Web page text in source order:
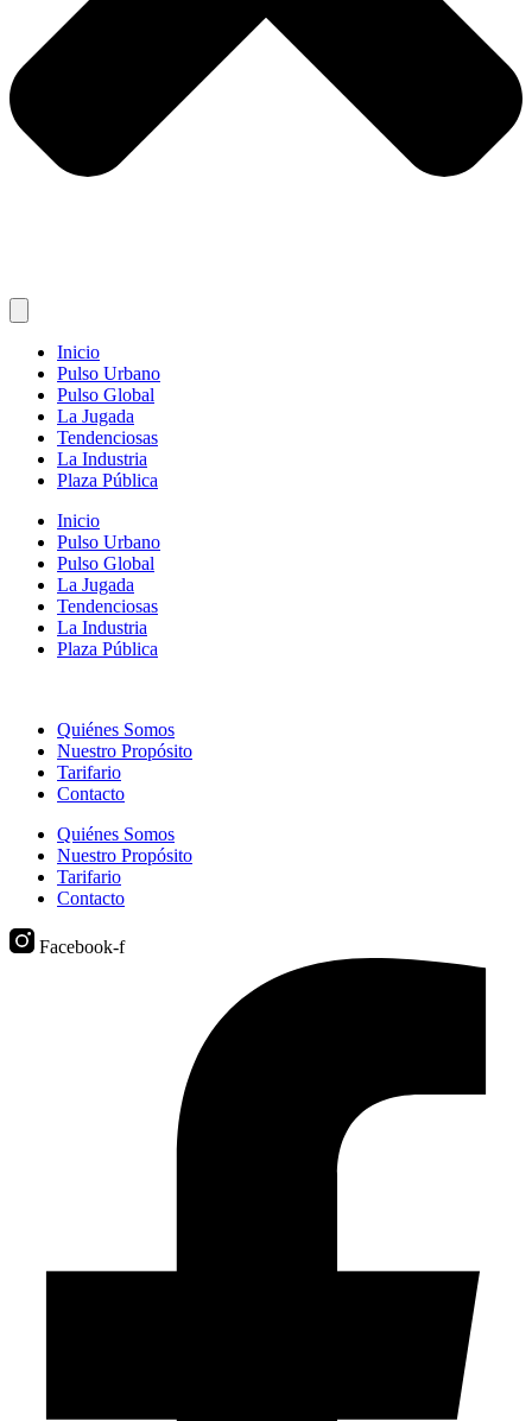
Inicio
Pulso Urbano
Pulso Global
La Jugada
Tendenciosas
La Industria
Plaza Pública
Inicio
Pulso Urbano
Pulso Global
La Jugada
Tendenciosas
La Industria
Plaza Pública
Quiénes Somos
Nuestro Propósito
Tarifario
Contacto
Quiénes Somos
Nuestro Propósito
Tarifario
Contacto
Facebook-f